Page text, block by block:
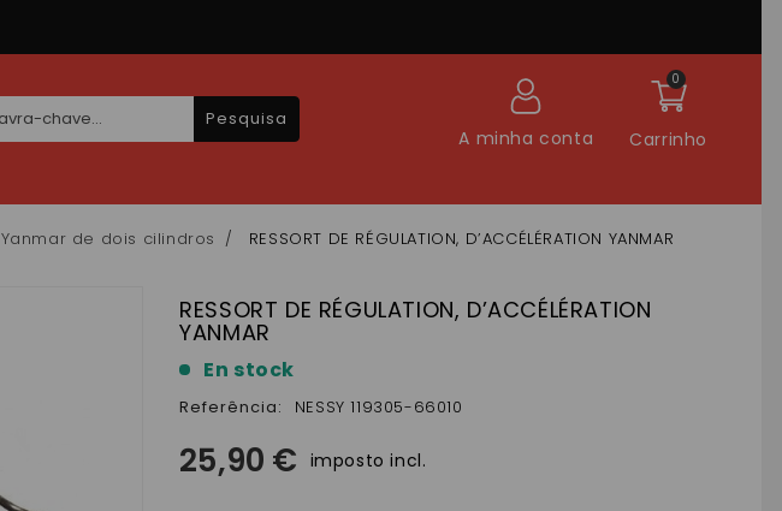
Carrinho
0
A minha conta
Pesquisa
Yanmar de dois cilindros RESSORT DE RÉGULATION, D’ACCÉLÉRATION YANMAR
RESSORT DE RÉGULATION, D’ACCÉLÉRATION
YANMAR
En stock
Referência: NESSY 119305-66010
25,90 € imposto incl.